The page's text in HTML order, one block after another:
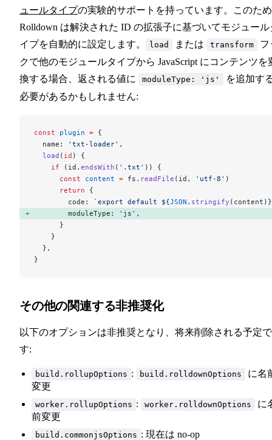
ュールタイプの実験的サポートを持っています。このた
Rolldown は解決された ID の拡張子に基づいてモジュール
イプを自動的に設定します。
load または transform
フ
クで他のモジュールタイプから JavaScript にコンテンツを
換する場合、返される値に
moduleType: 'js'
を追加す
必要があるかもしれません:
const plugin = {
  name:
'txt-loader' ,
  load
( id ) {
    if
(id. endsWith ( '.txt' )) {
      const
content = fs. readFile (id, 'utf-8' )
      return
{
        code:
`export default ${JSON . stringify ( content )
        moduleType:
'js' ,
      }
    }
  },
}
その他の関連する非推奨化
以下のオプションは非推奨となり、将来削除される予定で
す:
build.rollupOptions : build.rolldownOptions
に名
変更
worker.rollupOptions : worker.rolldownOptions
に
前変更
build.commonjsOptions : 現在は no-op